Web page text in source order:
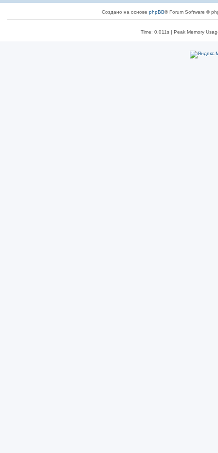
Создано на основе phpBB® Forum Software ©
Time: 0.011s | Peak Memory